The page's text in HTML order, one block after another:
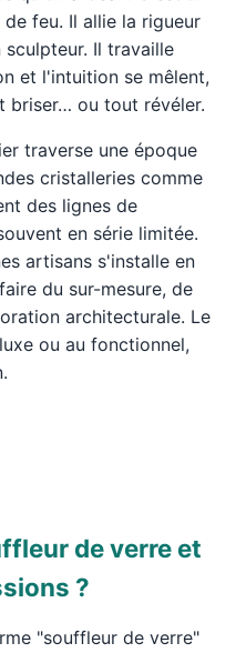
feu. Il allie la rigueur
Il travaille
et l'intuition se mêlent,
briser… ou tout révéler.
traverse une époque
cristalleries comme
des lignes de
en série limitée.
artisans s'installe en
du sur-mesure, de
architecturale. Le
ou au fonctionnel,
de verre et
?
"souffleur de verre"